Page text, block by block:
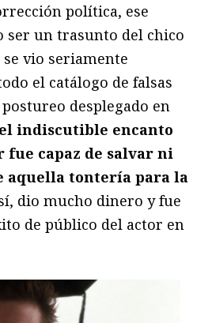
política, ese
ser un trasunto del chico
vio seriamente
el catálogo de falsas
desplegado en
indiscutible encanto
fue capaz de salvar ni
aquella tontería para la
dio mucho dinero y fue
de público del actor en